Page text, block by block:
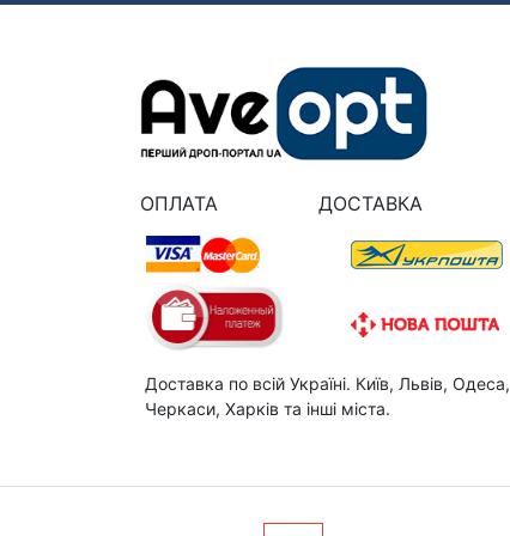
ОПЛАТА ДОСТАВКА
Доставка по всій Україні. Київ, Львів, Одеса,
Черкаси, Харків та інші міста.